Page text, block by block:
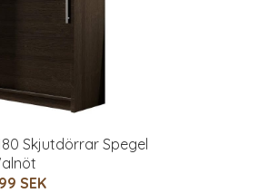
Skjutdörrar Spegel
SEK